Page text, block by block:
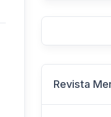
Revista